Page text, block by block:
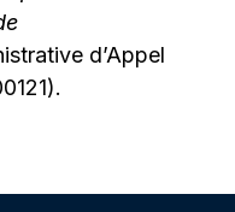
d’Appel